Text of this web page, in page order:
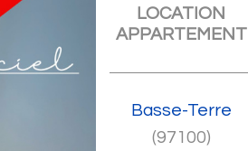
LOCATION
APPARTEMENT
Basse-Terre
(97100)